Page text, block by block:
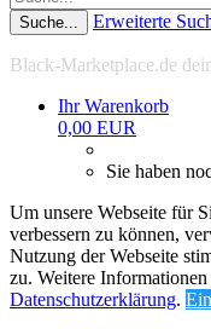
Suche... Erweiterte
Black-Marketplace.de
Ihr Warenkorb
0,00 EUR
Sie haben
Um unsere Webseite für
verbessern zu können,
Nutzung der Webseite
zu. Weitere
Datenschutzerklärung.